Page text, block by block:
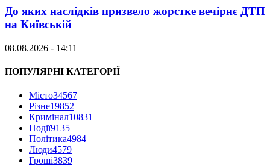
До яких наслідків призвело жорстке вечірнє ДТП
на Київській
08.08.2026 - 14:11
ПОПУЛЯРНІ КАТЕГОРІЇ
Місто34567
Різне19852
Кримінал10831
Події9135
Політика4984
Люди4579
Гроші3839